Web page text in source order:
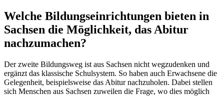
Welche Bildungseinrichtungen bieten in
Sachsen die Möglichkeit, das Abitur
nachzumachen?
Der zweite Bildungsweg ist aus Sachsen nicht wegzudenken und
ergänzt das klassische Schulsystem. So haben auch Erwachsene die
Gelegenheit, beispielsweise das Abitur nachzuholen. Dabei stellen
sich Menschen aus Sachsen zuweilen die Frage, wo dies möglich